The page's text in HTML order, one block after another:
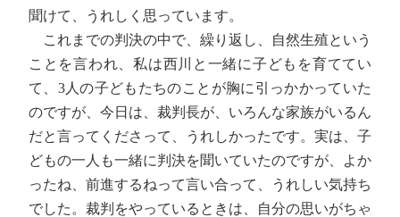
聞けて、うれしく思っています。
これまでの判決の中で、繰り返し、自然生殖という
ことを言われ、私は西川と一緒に子どもを育ててい
て、3人の子どもたちのことが胸に引っかかっていた
のですが、今日は、裁判長が、いろんな家族がいるん
だと言ってくださって、うれしかったです。実は、子
どもの一人も一緒に判決を聞いていたのですが、よか
ったね、前進するねって言い合って、うれしい気持ち
でした。裁判をやっているときは、自分の思いがちゃ